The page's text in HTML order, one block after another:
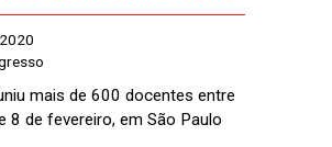
mais de 600 docentes entre
8 de fevereiro, em São Paulo